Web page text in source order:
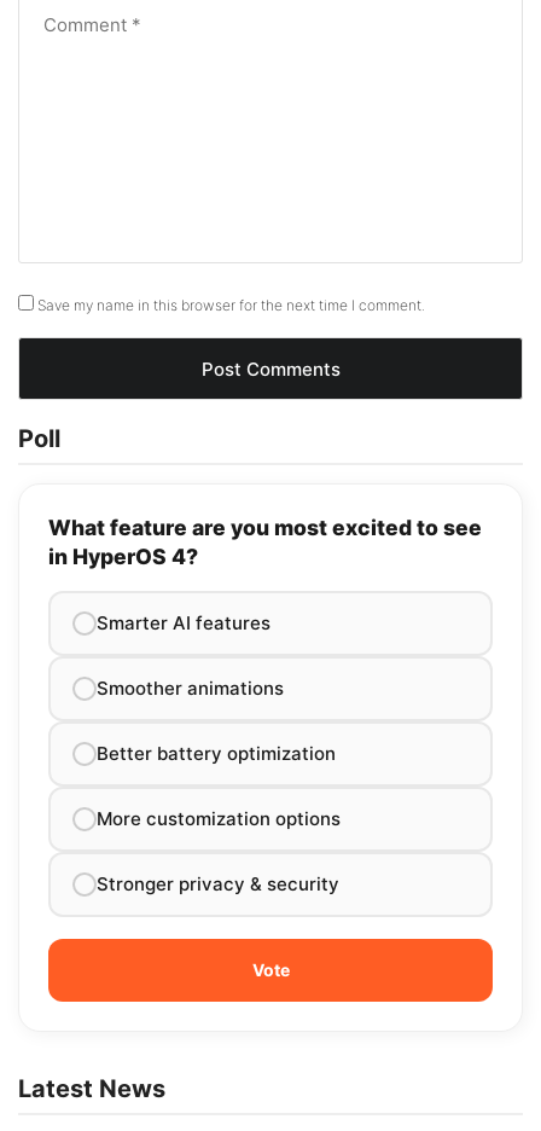
Save my name in this browser for the next time I comment.
Poll
What feature are you most excited to see
in HyperOS 4?
Smarter AI features
Smoother animations
Better battery optimization
More customization options
Stronger privacy & security
Latest News